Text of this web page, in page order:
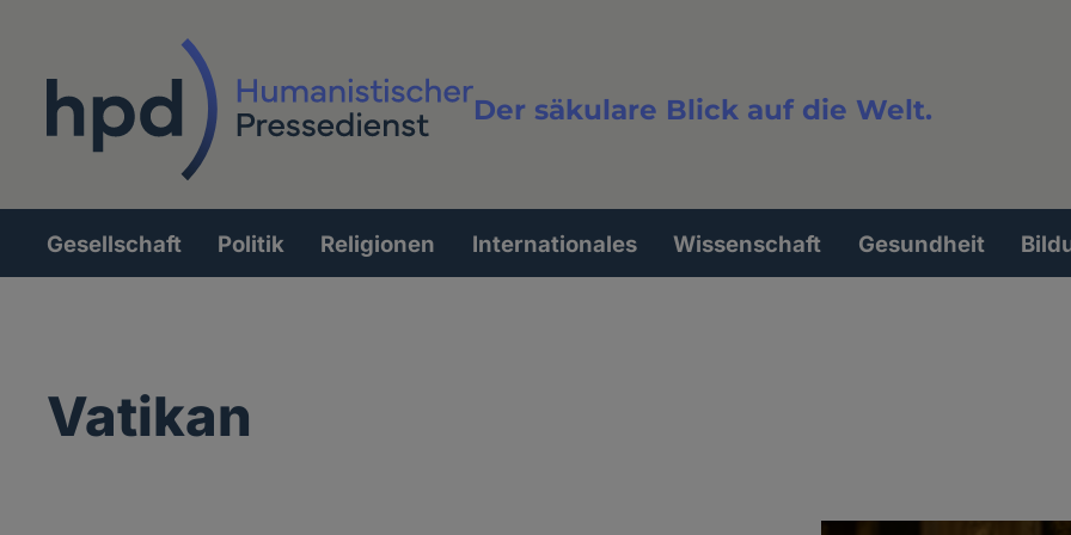
Der säkulare Blick auf die Welt.
Volltextsuche
Hauptnavigation
Gesellschaft Politik Religionen Internationales Wissenschaft Gesundheit
Vatikan